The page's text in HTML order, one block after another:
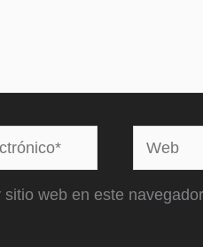
Web
web en este